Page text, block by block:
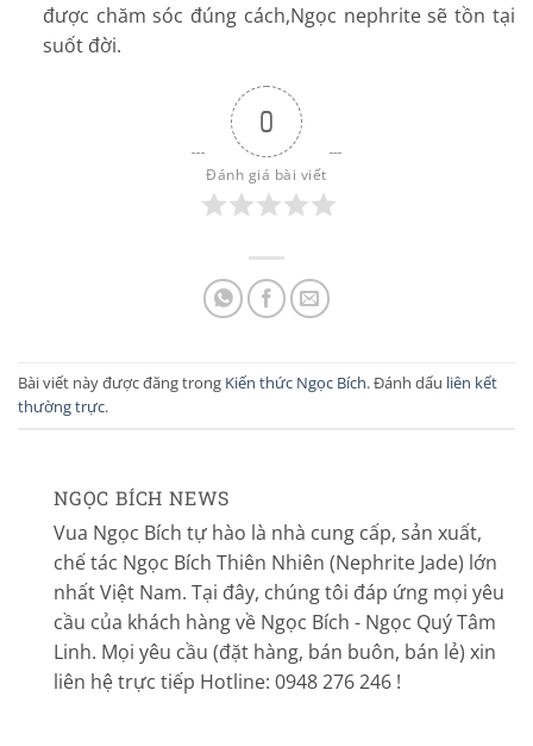
được chăm sóc đúng cách,Ngọc nephrite sẽ tồn tại
suốt đời.
0
Đánh giá bài viết
Bài viết này được đăng trong Kiến thức Ngọc Bích. Đánh dấu liên kết
thường trực.
NGỌC BÍCH NEWS
Vua Ngọc Bích tự hào là nhà cung cấp, sản xuất,
chế tác Ngọc Bích Thiên Nhiên (Nephrite Jade) lớn
nhất Việt Nam. Tại đây, chúng tôi đáp ứng mọi yêu
cầu của khách hàng về Ngọc Bích - Ngọc Quý Tâm
Linh. Mọi yêu cầu (đặt hàng, bán buôn, bán lẻ) xin
liên hệ trực tiếp Hotline: 0948 276 246 !